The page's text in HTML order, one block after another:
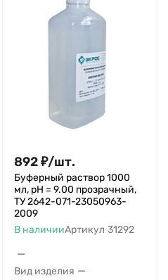
892₽/шт.
Буферный раствор 1000
мл, рН = 9.00 прозрачный,
ТУ 2642-071-23050963-
2009
В наличииАртикул 31292
—
Вид изделия —